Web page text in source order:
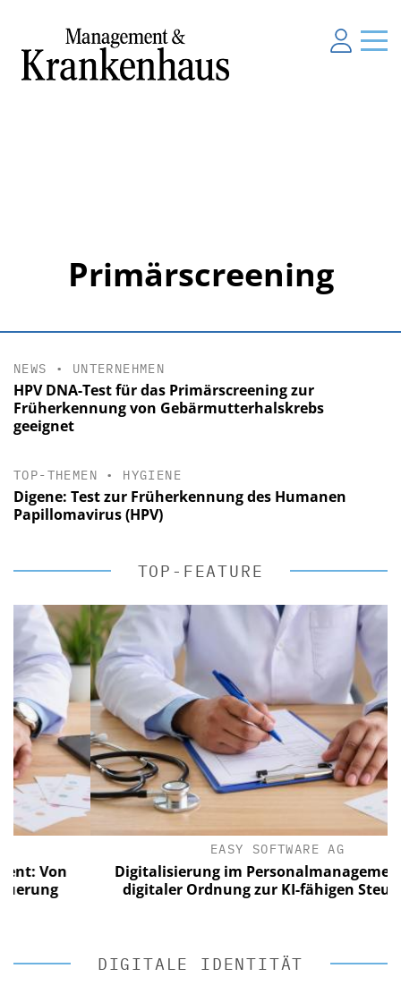
Primärscreening
NEWS • UNTERNEHMEN
HPV DNA-Test für das Primärscreening zur
Früherkennung von Gebärmutterhalskrebs
geeignet
TOP-THEMEN • HYGIENE
Digene: Test zur Früherkennung des Humanen
Papillomavirus (HPV)
TOP-FEATURE
EASY SOFTWARE AG
Digitalisierung im Personalmanagement:
digitaler Ordnung zur KI-fähigen Steuerung
DIGITALE IDENTITÄT